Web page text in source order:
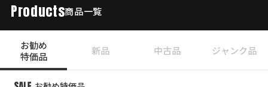
Products商品一覧
お勧め
特価品
新品 中古品 ジャンク品